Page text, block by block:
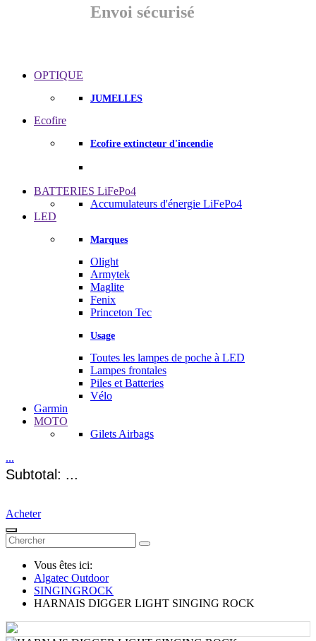
Envoi sécurisé
OPTIQUE
JUMELLES
Ecofire
Ecofire extincteur d'incendie
BATTERIES LiFePo4
Accumulateurs d'énergie LiFePo4
LED
Marques
Olight
Armytek
Maglite
Fenix
Princeton Tec
Usage
Toutes les lampes de poche à LED
Lampes frontales
Piles et Batteries
Vélo
Garmin
MOTO
Gilets Airbags
...
Subtotal: ...
Acheter
Vous êtes ici:
Algatec Outdoor
SINGINGROCK
HARNAIS DIGGER LIGHT SINGING ROCK